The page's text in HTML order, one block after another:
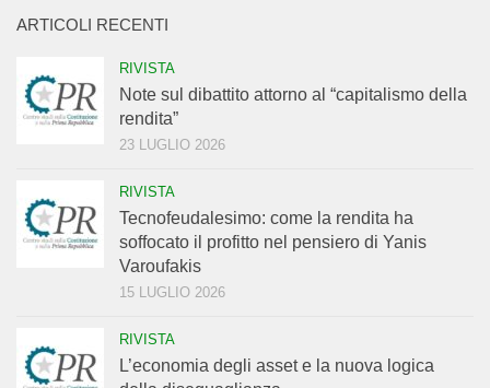
ARTICOLI RECENTI
RIVISTA
Note sul dibattito attorno al “capitalismo della
rendita”
23 LUGLIO 2026
RIVISTA
Tecnofeudalesimo: come la rendita ha
soffocato il profitto nel pensiero di Yanis
Varoufakis
15 LUGLIO 2026
RIVISTA
L’economia degli asset e la nuova logica